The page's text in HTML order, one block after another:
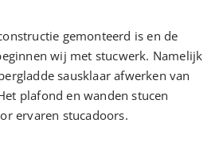
gemonteerd is en de
wij met stucwerk. Namelijk
sausklaar afwerken van
plafond en wanden stucen
ervaren stucadoors.